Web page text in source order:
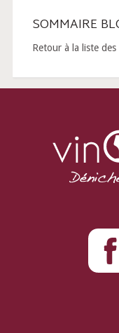
SOMMAIRE
Retour à la liste des